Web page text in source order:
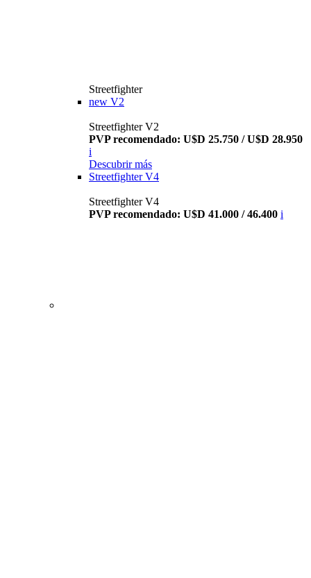
Streetfighter
new V2
Streetfighter V2
PVP recomendado: U$D 25.750 / U$D 28.950
i
Descubrir más
Streetfighter V4
Streetfighter V4
PVP recomendado: U$D 41.000 / 46.400 i